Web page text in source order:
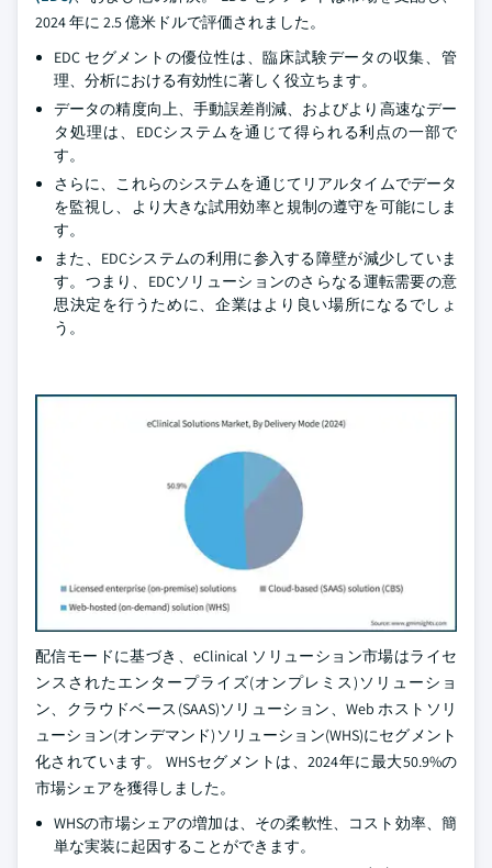
2024 年に 2.5 億米ドルで評価されました。
EDC セグメントの優位性は、臨床試験データの収集、管
理、分析における有効性に著しく役立ちます。
データの精度向上、手動誤差削減、およびより高速なデー
タ処理は、EDCシステムを通じて得られる利点の一部で
す。
さらに、これらのシステムを通じてリアルタイムでデータ
を監視し、より大きな試用効率と規制の遵守を可能にしま
す。
また、EDCシステムの利用に参入する障壁が減少していま
す。つまり、EDCソリューションのさらなる運転需要の意
思決定を行うために、企業はより良い場所になるでしょ
う。
配信モードに基づき、eClinical ソリューション市場はライセ
ンスされたエンタープライズ(オンプレミス)ソリューショ
ン、クラウドベース(SAAS)ソリューション、Web ホストソリ
ューション(オンデマンド)ソリューション(WHS)にセグメント
化されています。 WHSセグメントは、2024年に最大50.9%の
市場シェアを獲得しました。
WHSの市場シェアの増加は、その柔軟性、コスト効率、簡
単な実装に起因することができます。